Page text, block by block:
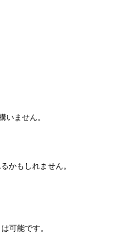
いません。
かもしれません。
可能です。